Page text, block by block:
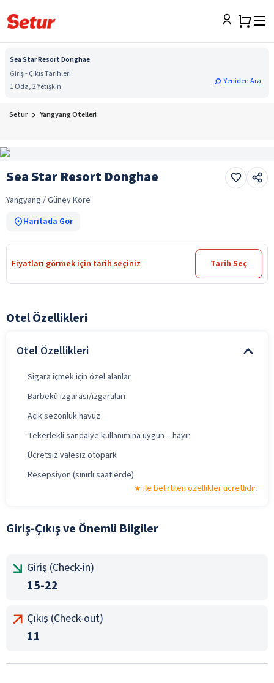
Sea Star Resort Donghae
Giriş - Çıkış Tarihleri
1 Oda, 2 Yetişkin
Yeniden Ara
Setur Yangyang Otelleri
Sea Star Resort Donghae
Yangyang / Güney Kore
Haritada Gör
Fiyatları görmek için tarih seçiniz Tarih Seç
Otel Özellikleri
Otel Özellikleri
Sigara içmek için özel alanlar
Barbekü ızgarası/ızgaraları
Açık sezonluk havuz
Tekerlekli sandalye kullanımına uygun – hayır
Ücretsiz valesiz otopark
Resepsiyon (sınırlı saatlerde)
ile belirtilen özellikler ücretlidir.
Giriş-Çıkış ve Önemli Bilgiler
Giriş (Check-in)
15-22
Çıkış (Check-out)
11